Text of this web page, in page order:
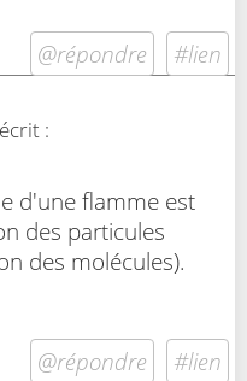
@répondre #lien
écrit :
d'une flamme est
des particules
des molécules).
@répondre #lien